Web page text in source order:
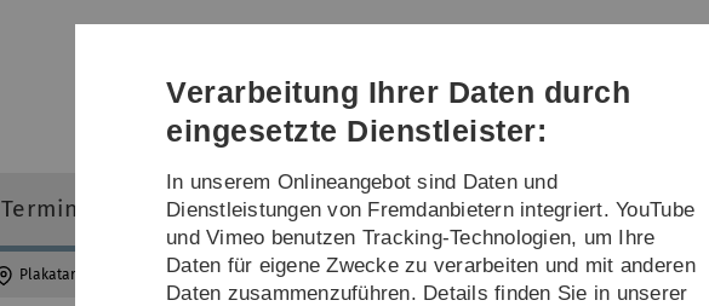
Direkt
Direkt
Direkt
(Sprache,
Drucken,
Social
Direkt
Direkt
Termine & Proben Programm ...
Plakatarchiv
Verarbeitung Ihrer Daten durch
eingesetzte Dienstleister:
In unserem Onlineangebot sind Daten und
Dienstleistungen von Fremdanbietern integriert. YouTube
und Vimeo benutzen Tracking-Technologien, um Ihre
Daten für eigene Zwecke zu verarbeiten und mit anderen
Daten zusammenzuführen. Details finden Sie in unserer